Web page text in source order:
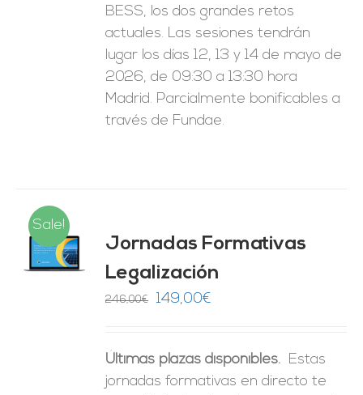
BESS, los dos grandes retos
actuales. Las sesiones tendrán
lugar los días 12, 13 y 14 de mayo de
2026, de 09:30 a 13:30 hora
Madrid. Parcialmente bonificables a
través de Fundae.
Sale!
Jornadas Formativas
Legalización
246,00€
El
era:
246,00€.
149,00€
es:
149,00€.
Últimas plazas disponibles. Estas
jornadas formativas en directo te